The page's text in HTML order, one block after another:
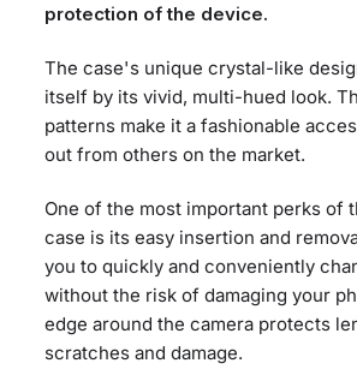
protection of the device.
The case's unique crystal-like
itself by its vivid, multi-hued look.
patterns make it a fashionable
out from others on the market.
One of the most important perks of
case is its easy insertion and
you to quickly and conveniently
without the risk of damaging your
edge around the camera protects
scratches and damage.